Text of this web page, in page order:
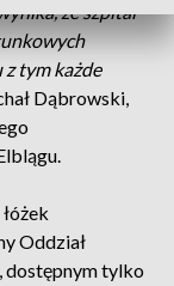
że szpital
z tym każde
Dąbrowski,
Oddział
dostępnym tylko